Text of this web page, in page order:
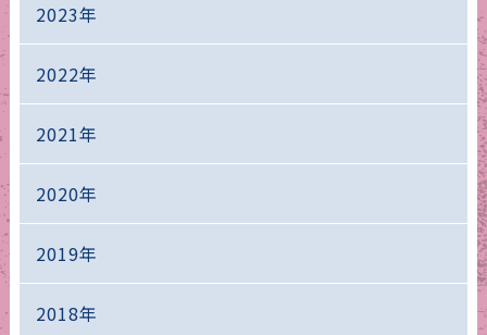
2023年
2022年
2021年
2020年
2019年
2018年